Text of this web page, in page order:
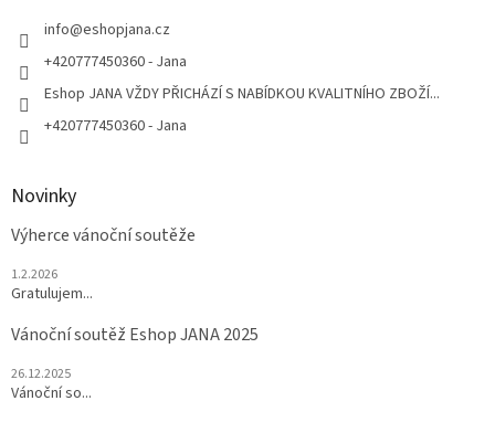
info@eshopjana.cz
+420777450360 - Jana
Eshop JANA VŽDY PŘICHÁZÍ S NABÍDKOU KVALITNÍHO ZBOŽÍ...
+420777450360 - Jana
Novinky
Výherce vánoční soutěže
1.2.2026
Gratulujem...
Vánoční soutěž Eshop JANA 2025
26.12.2025
Vánoční so...